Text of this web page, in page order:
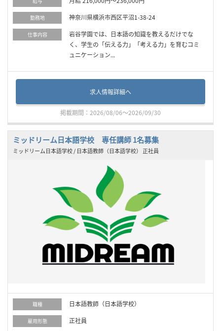
勤務地 神奈川県横浜市西区平沼1-38-24
仕事内容
岩谷学園では、日本語の知識を教えるだけでな
く、学生の「伝える力」「考える力」を育むコミ
ュニケーション...
求人情報詳細へ
掲載期間：2026/08/06～2026/09/30
ミッドリーム日本語学校 専任講師 1名募集
ミッドリーム日本語学校 / 日本語教師（日本語学校） 正社員
職種 日本語教師（日本語学校）
雇用形態 正社員